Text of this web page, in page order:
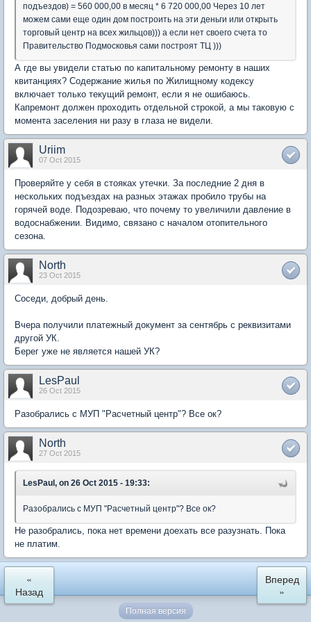
подъездов) = 560 000,00 в месяц * 6 720 000,00 Через 10 лет
можем сами еще один дом построить на эти деньги или открыть
торговый центр на всех жильцов))) а если нет своего счета то
Правительство Подмосковья сами построят ТЦ )))
А где вы увидели статью по капитальному ремонту в наших
квитанциях? Содержание жилья по Жилищному кодексу
включает только текущий ремонт, если я не ошибаюсь.
Капремонт должен проходить отдельной строкой, а мы таковую с
момента заселения ни разу в глаза не видели.
Uriim
07 Oct 2015
Проверяйте у себя в стояках утечки. За последние 2 дня в
нескольких подъездах на разных этажах пробило трубы на
горячей воде. Подозреваю, что почему то увеличили давление в
водоснабжении. Видимо, связано с началом отопительного
сезона.
North
23 Oct 2015
Соседи, добрый день.
Вчера получили платежный документ за сентябрь с реквизитами
другой УК.
Берег уже не является нашей УК?
LesPaul
26 Oct 2015
Разобрались с МУП "Расчетный центр"? Все ок?
North
27 Oct 2015
LesPaul, on 26 Oct 2015 - 19:33:
Разобрались с МУП "Расчетный центр"? Все ок?
Не разобрались, пока нет времени доехать все разузнать. Пока
не платим.
«
Назад
Вперед
»
Полная версия